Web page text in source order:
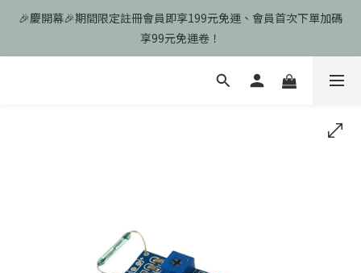
🎉慶開幕🎉期間限定註冊會員即享199元免運、會員首次下單加碼
享99元免運卷！
🎉慶開幕🎉期間限定註冊會員即享199元免運、會員首次下單加碼
享99元免運卷！
歡迎光臨瑪可希維，本站商品皆為台灣現貨、含稅可打統編
🎉慶開幕🎉期間限定註冊會員即享199元免運、會員首次下單加碼